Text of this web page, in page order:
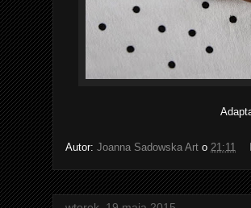
Autor: Joanna Sadowska Art o 21:11